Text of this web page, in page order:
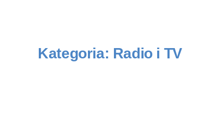
Kategoria: Radio i TV